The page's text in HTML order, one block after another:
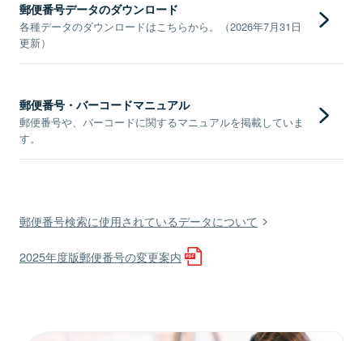
郵便番号データのダウンロード
各種データのダウンロードはこちらから。（2026年7月31日
更新）
郵便番号・バーコードマニュアル
郵便番号や、バーコードに関するマニュアルを掲載していま
す。
郵便番号検索に使用されているデータについて
2025年度版郵便番号の変更案内